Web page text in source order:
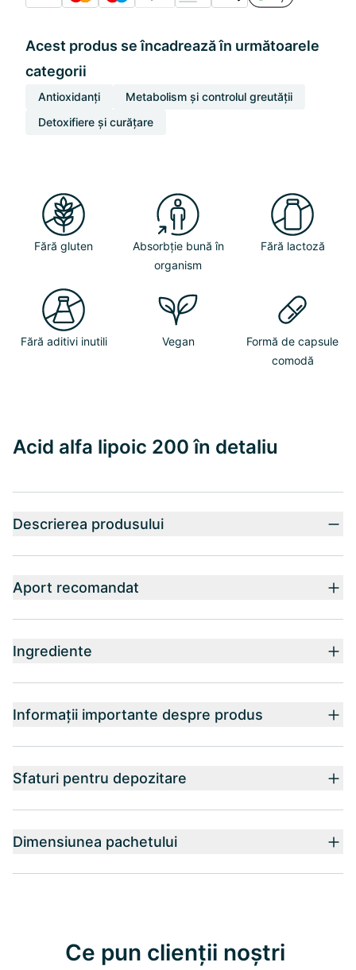
Acest produs se încadrează în următoarele
categorii
Antioxidanți
Metabolism și controlul greutății
Detoxifiere și curățare
Fără gluten
Absorbție bună în
organism
Fără lactoză
Fără aditivi inutili Vegan
Formă de capsule
comodă
Acid alfa lipoic 200 în detaliu
Descrierea produsului
Aport recomandat
Ingrediente
Informații importante despre produs
Sfaturi pentru depozitare
Dimensiunea pachetului
Ce pun clienții noștri